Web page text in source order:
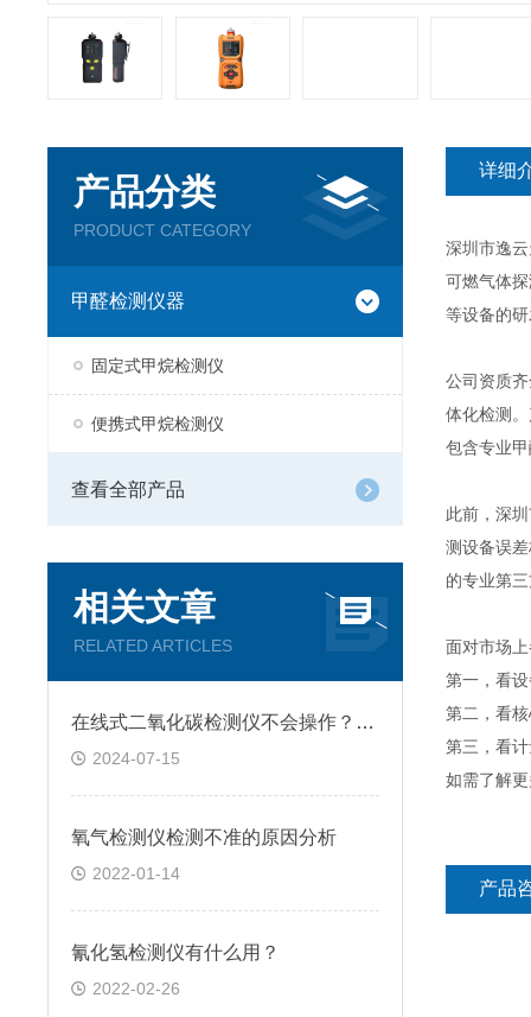
产品分类
PRODUCT CATEGORY
甲醛检测仪器
固定式甲烷检测仪
便携式甲烷检测仪
查看全部产品
相关文章
RELATED ARTICLES
在线式二氧化碳检测仪不会操作？快向这里看过来
2024-07-15
氧气检测仪检测不准的原因分析
2022-01-14
氰化氢检测仪有什么用？
2022-02-26
详细
深圳市逸
可燃气体
等设备的
公司资质
体化检测
包含专业
此前，深
测设备误
的专业第
面对市场
第一，看
第二，看
第三，看
如需了解
产品